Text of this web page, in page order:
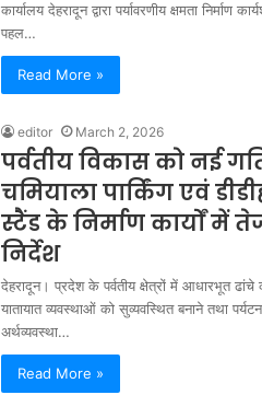
कार्यालय देहरादून द्वारा पर्यावरणीय क्षमता निर्माण
पहल…
Read More »
editor March 2, 2026
पर्वतीय विकास को नई
चमियाला पार्किंग एवं
स्टैंड के निर्माण कार्यों में
निर्देश
देहरादून। प्रदेश के पर्वतीय क्षेत्रों में आधारभूत
यातायात व्यवस्थाओं को सुव्यवस्थित बनाने तथा
अर्थव्यवस्था…
Read More »